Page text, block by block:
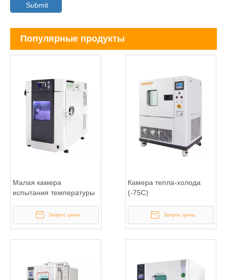
Submit
Популярные продукты
Малая камера
испытания температуры
Запрос цены
Камера тепла-холода
(-75С)
Запрос цены